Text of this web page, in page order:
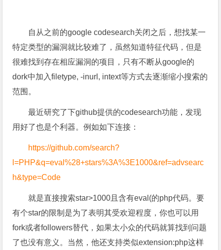
自从之前的google codesearch关闭之后，想找某一
特定类型的漏洞就比较难了，虽然知道特征代码，但是
很难找到存在相应漏洞的项目，只有不断从google的
dork中加入filetype, -inurl, intext等方式去逐渐缩小搜索的
范围。
最近研究了下github提供的codesearch功能，发现
用好了也是个利器。例如如下连接：
https://github.com/search?
l=PHP&q=eval%28+stars%3A%3E1000&ref=advsearc
h&type=Code
就是直接搜索star>1000且含有eval(的php代码。要
有个star的限制是为了表明其受欢迎程度，你也可以用
fork或者followers替代，如果太小众的代码就算找到问题
了也没有意义。当然，他还支持类似extension:php这样